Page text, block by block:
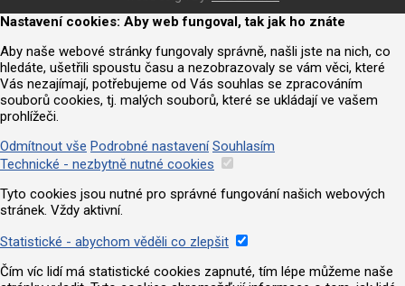
Nastavení cookies: Aby web fungoval, tak jak ho znáte
Aby naše webové stránky fungovaly správně, našli jste na nich, co
hledáte, ušetřili spoustu času a nezobrazovaly se vám věci, které
Vás nezajímají, potřebujeme od Vás souhlas se zpracováním
souborů cookies, tj. malých souborů, které se ukládají ve vašem
prohlížeči.
Odmítnout vše Podrobné nastavení Souhlasím
Technické - nezbytně nutné cookies
Tyto cookies jsou nutné pro správné fungování našich webových
stránek. Vždy aktivní.
Statistické - abychom věděli co zlepšit
Čím víc lidí má statistické cookies zapnuté, tím lépe můžeme naše